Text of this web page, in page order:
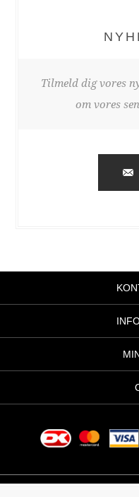
Tilmeld dig vores
om vores